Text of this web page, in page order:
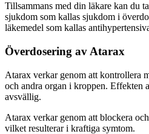
Tillsammans med din läkare kan du
sjukdom som kallas sjukdom i
läkemedel som kallas
Överdosering av Atarax
Atarax verkar genom att kontrollera
och andra organ i kroppen. Effekten
avsvällig.
Atarax verkar genom att blockera
vilket resulterar i kraftiga symtom.